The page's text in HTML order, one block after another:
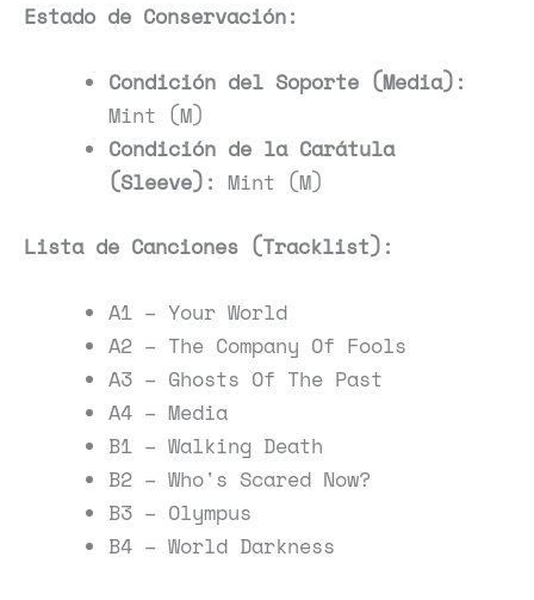
Estado de Conservación:
Condición del Soporte (Media):
Mint (M)
Condición de la Carátula
(Sleeve): Mint (M)
Lista de Canciones (Tracklist):
A1 – Your World
A2 – The Company Of Fools
A3 – Ghosts Of The Past
A4 – Media
B1 – Walking Death
B2 – Who's Scared Now?
B3 – Olympus
B4 – World Darkness